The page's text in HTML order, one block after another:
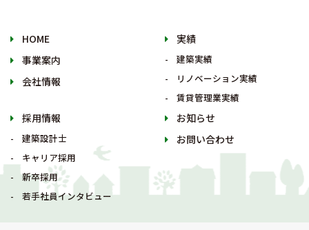
HOME
事業案内
会社情報
実績
建築実績
リノベーション実績
賃貸管理業実績
採用情報
建築設計士
キャリア採用
新卒採用
若手社員インタビュー
お知らせ
お問い合わせ